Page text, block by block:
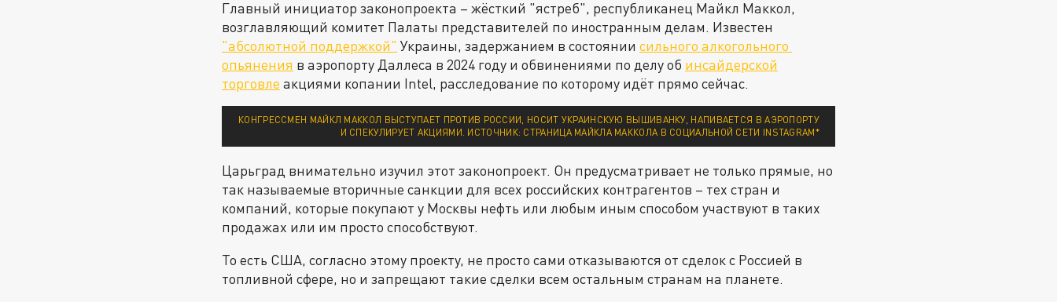
Главный инициатор законопроекта – жёсткий "ястреб", республиканец Майкл Маккол,
возглавляющий комитет Палаты представителей по иностранным делам. Известен
"абсолютной поддержкой" Украины, задержанием в состоянии сильного алкогольного
опьянения в аэропорту Даллеса в 2024 году и обвинениями по делу об инсайдерской
торговле акциями копании Intel, расследование по которому идёт прямо сейчас.
КОНГРЕССМЕН МАЙКЛ МАККОЛ ВЫСТУПАЕТ ПРОТИВ РОССИИ, НОСИТ УКРАИНСКУЮ ВЫШИВАНКУ, НАПИВАЕТСЯ В АЭРОПОРТУ
И СПЕКУЛИРУЕТ АКЦИЯМИ. ИСТОЧНИК: СТРАНИЦА МАЙКЛА МАККОЛА В СОЦИАЛЬНОЙ СЕТИ INSTAGRAM*
Царьград внимательно изучил этот законопроект. Он предусматривает не только прямые, но
так называемые вторичные санкции для всех российских контрагентов – тех стран и
компаний, которые покупают у Москвы нефть или любым иным способом участвуют в таких
продажах или им просто способствуют.
То есть США, согласно этому проекту, не просто сами отказываются от сделок с Россией в
топливной сфере, но и запрещают такие сделки всем остальным странам на планете.